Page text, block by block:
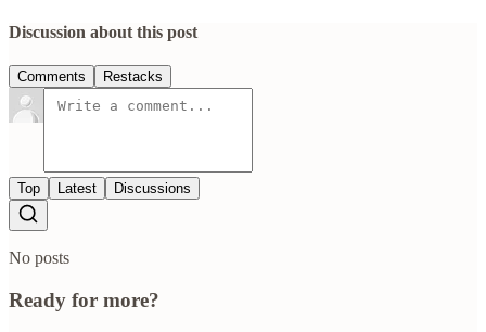
Discussion about this post
Comments Restacks
Top Latest Discussions
No posts
Ready for more?